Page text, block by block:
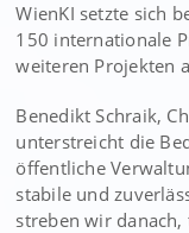
WienKI setzte sich
150 internationale
weiteren Projekten
Benedikt Schraik,
unterstreicht die
öffentliche
stabile und
streben wir danach,